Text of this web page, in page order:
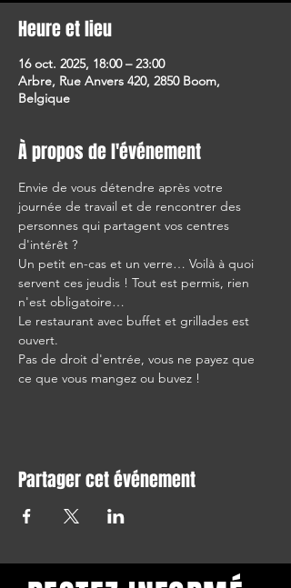
Heure et lieu
16 oct. 2025, 18:00 – 23:00
Arbre, Rue Anvers 420, 2850 Boom,
Belgique
À propos de l'événement
Envie de vous détendre après votre
journée de travail et de rencontrer des
personnes qui partagent vos centres
d'intérêt ?
Un petit en-cas et un verre… Voilà à quoi
servent ces jeudis ! Tout est permis, rien
n'est obligatoire…
Le restaurant avec buffet et grillades est
ouvert.
Pas de droit d'entrée, vous ne payez que
ce que vous mangez ou buvez !
Partager cet événement